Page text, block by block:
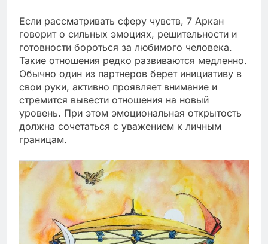
Если рассматривать сферу чувств, 7 Аркан
говорит о сильных эмоциях, решительности и
готовности бороться за любимого человека.
Такие отношения редко развиваются медленно.
Обычно один из партнеров берет инициативу в
свои руки, активно проявляет внимание и
стремится вывести отношения на новый
уровень. При этом эмоциональная открытость
должна сочетаться с уважением к личным
границам.